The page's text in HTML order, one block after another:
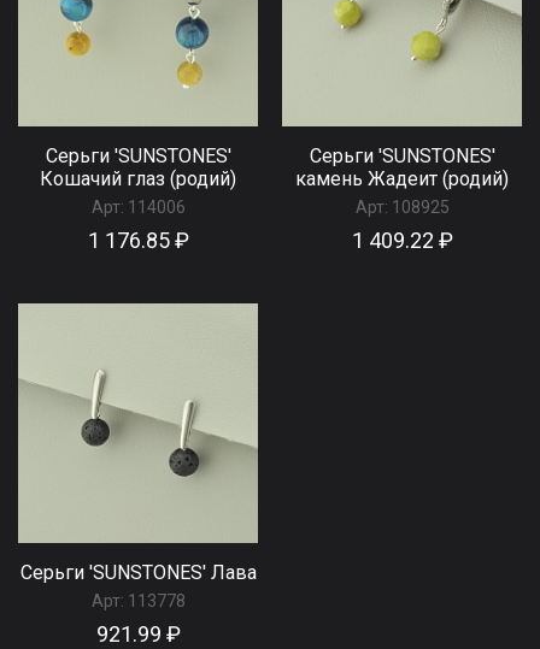
Серьги 'SUNSTONES'
Кошачий глаз (родий)
Арт: 114006
1 176.85 ₽
Серьги 'SUNSTONES'
камень Жадеит (родий)
Арт: 108925
1 409.22 ₽
Серьги 'SUNSTONES' Лава
Арт: 113778
921.99 ₽